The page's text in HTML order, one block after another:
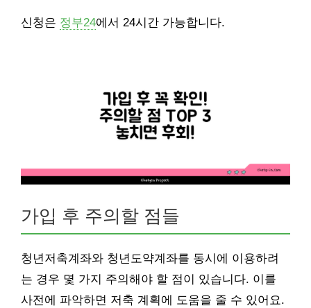
신청은 정부24에서 24시간 가능합니다.
가입 후 주의할 점들
청년저축계좌와 청년도약계좌를 동시에 이용하려
는 경우 몇 가지 주의해야 할 점이 있습니다. 이를
사전에 파악하면 저축 계획에 도움을 줄 수 있어요.